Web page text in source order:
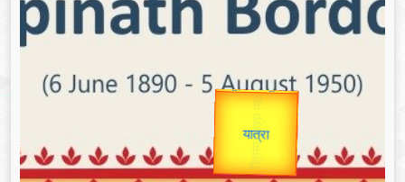
उप प्रधानमंत्री
Valentine's
उपराष्ट्रपति Gold Rate unTV Special